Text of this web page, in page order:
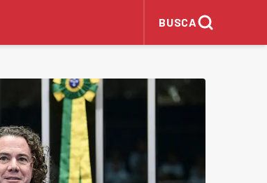
BUSCA